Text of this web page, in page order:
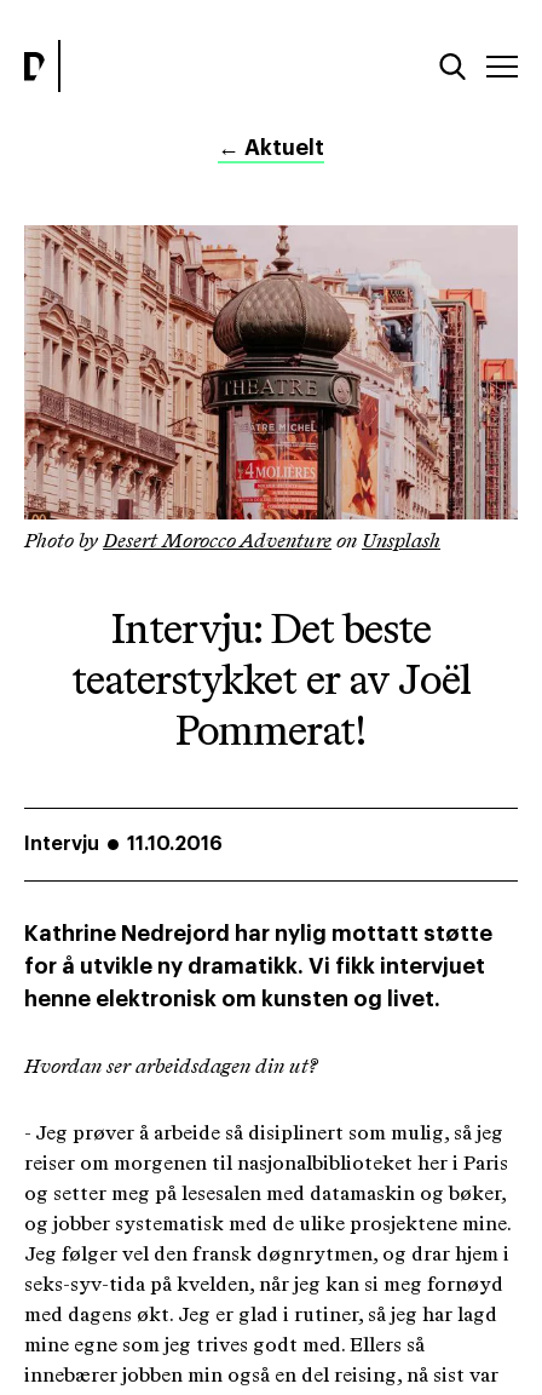
← Aktuelt
Intervju: Det beste
teaterstykket er av Joël
Pommerat!
Intervju 11.10.2016
Photo byDesert Morocco Adventure on Unsplash
Kathrine Nedrejord har nylig mottatt støtte
for å utvikle ny dramatikk. Vi fikk intervjuet
henne elektronisk om kunsten og livet.
Hvordan ser arbeidsdagen din ut?
- Jeg prøver å arbeide så disiplinert som mulig, så jeg
reiser om morgenen til nasjonalbiblioteket her i Paris
og setter meg på lesesalen med datamaskin og bøker,
og jobber systematisk med de ulike prosjektene mine.
Jeg følger vel den fransk døgnrytmen, og drar hjem i
seks-syv-tida på kvelden, når jeg kan si meg fornøyd
med dagens økt. Jeg er glad i rutiner, så jeg har lagd
mine egne som jeg trives godt med. Ellers så
innebærer jobben min også en del reising, nå sist var